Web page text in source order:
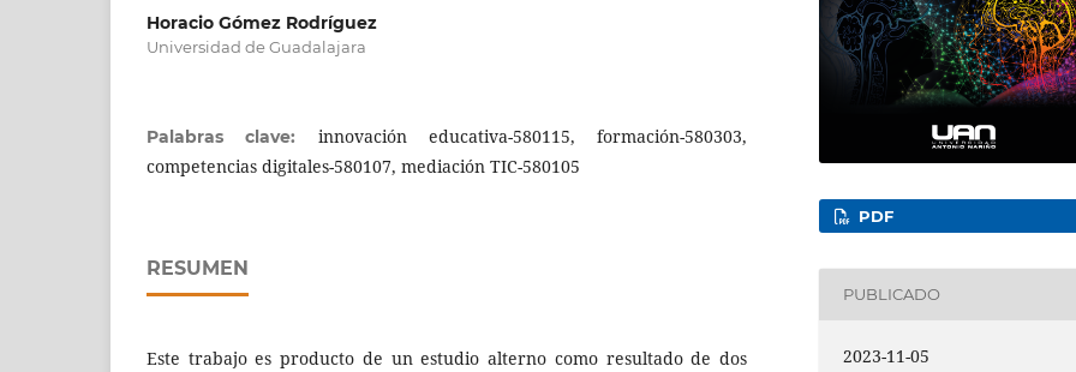
Horacio Gómez Rodríguez
Universidad de Guadalajara
Palabras clave: innovación educativa-580115, formación-580303,
competencias digitales-580107, mediación TIC-580105
RESUMEN
Este trabajo es producto de un estudio alterno como resultado de dos
PDF
PUBLICADO
2023-11-05